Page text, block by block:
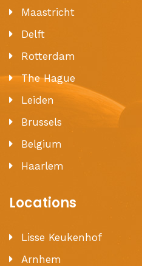
Maastricht
Delft
Rotterdam
The Hague
Leiden
Brussels
Belgium
Haarlem
Locations
Lisse Keukenhof
Arnhem